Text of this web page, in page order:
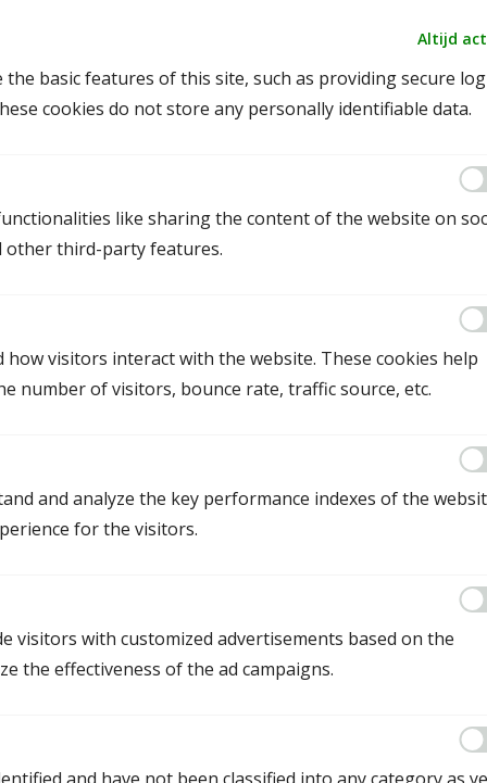
Altijd
basic features of this site, such as providing secure
cookies do not store any personally identifiable data.
like sharing the content of the website on
other third-party features.
visitors interact with the website. These cookies help
number of visitors, bounce rate, traffic source, etc.
and analyze the key performance indexes of the
for the visitors.
visitors with customized advertisements based on the
the effectiveness of the ad campaigns.
Mediation in Friesland
Mediator Drachten
Mediation in Drenthe
Mediator Emmen
Mediation in Overijssel
Mediator Zwolle
Mediator Deventer